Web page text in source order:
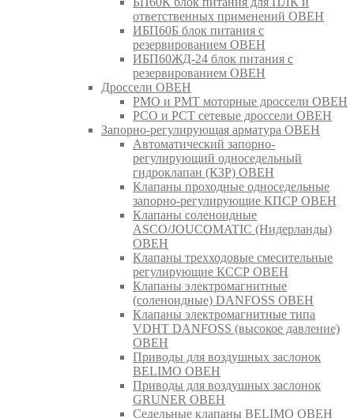
ответственных применений ОВЕН
ИБП60Б блок питания с
резервированием ОВЕН
ИБП60ЖД-24 блок питания с
резервированием ОВЕН
Дроссели ОВЕН
РМО и РМТ моторные дроссели ОВЕН
РСО и РСТ сетевые дроссели ОВЕН
Запорно-регулирующая арматура ОВЕН
Автоматический запорно-
регулирующий односедельный
гидроклапан (КЗР) ОВЕН
Клапаны проходные односедельные
запорно-регулирующие КПСР ОВЕН
Клапаны соленоидные
ASCO/JOUCOMATIC (Нидерланды)
ОВЕН
Клапаны трехходовые смесительные
регулирующие КССР ОВЕН
Клапаны электромагнитные
(соленоидные) DANFOSS ОВЕН
Клапаны электромагнитные типа
VDHT DANFOSS (высокое давление)
ОВЕН
Приводы для воздушных заслонок
BELIMO ОВЕН
Приводы для воздушных заслонок
GRUNER ОВЕН
Седельные клапаны BELIMO ОВЕН